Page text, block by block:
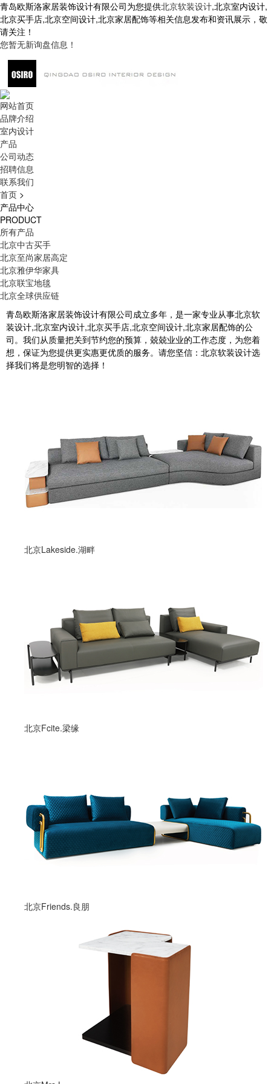
青岛欧斯洛家居装饰设计有限公司为您提供北京软装设计,北京室内设计,
北京买手店,北京空间设计,北京家居配饰等相关信息发布和资讯展示，敬
请关注！
您暂无新询盘信息！
网站首页
品牌介绍
室内设计
产品
公司动态
招聘信息
联系我们
首页 >
产品中心
PRODUCT
所有产品
北京中古买手
北京至尚家居高定
北京雅伊华家具
北京联宝地毯
北京全球供应链
青岛欧斯洛家居装饰设计有限公司成立多年，是一家专业从事北京软
装设计,北京室内设计,北京买手店,北京空间设计,北京家居配饰的公
司。我们从质量把关到节约您的预算，兢兢业业的工作态度，为您着
想，保证为您提供更实惠更优质的服务。请您坚信：北京软装设计选
择我们将是您明智的选择！
北京Lakeside.湖畔
北京Fcite.梁缘
北京Friends.良朋